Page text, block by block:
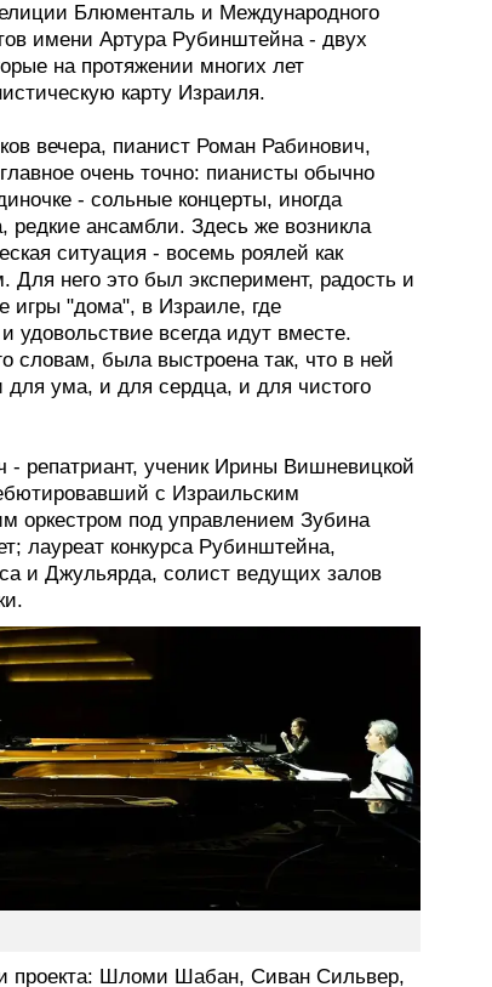
Блюменталь и Международного
имени Артура Рубинштейна - двух
на протяжении многих лет
карту Израиля.
вечера, пианист Роман Рабинович,
очень точно: пианисты обычно
- сольные концерты, иногда
редкие ансамбли. Здесь же возникла
ситуация - восемь роялей как
Для него это был эксперимент, радость и
игры "дома", в Израиле, где
удовольствие всегда идут вместе.
словам, была выстроена так, что в ней
ума, и для сердца, и для чистого
- репатриант, ученик Ирины Вишневицкой
с Израильским
оркестром под управлением Зубина
лауреат конкурса Рубинштейна,
и Джульярда, солист ведущих залов
проекта: Шломи Шабан, Сиван Сильвер,